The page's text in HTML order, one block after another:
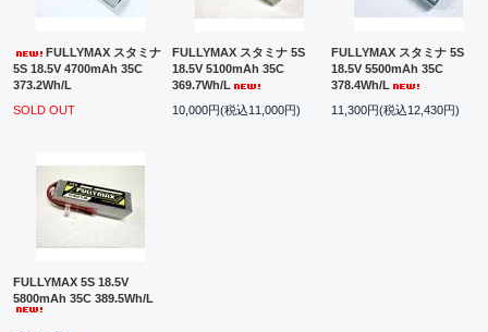
FULLYMAX スタミナ
5S 18.5V 4700mAh 35C
373.2Wh/L
SOLD OUT
FULLYMAX スタミナ 5S
18.5V 5100mAh 35C
369.7Wh/L
10,000円(税込11,000円)
FULLYMAX スタミナ 5S
18.5V 5500mAh 35C
378.4Wh/L
11,300円(税込12,430円)
FULLYMAX 5S 18.5V
5800mAh 35C 389.5Wh/L